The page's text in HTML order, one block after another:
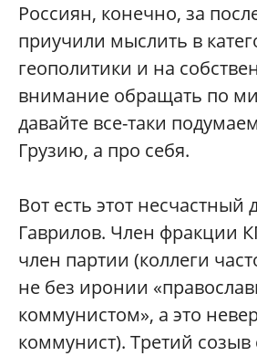
Россиян, конечно, за
приучили мыслить в
геополитики и на
внимание обращать по
давайте все-таки
Грузию, а про себя.
Вот есть этот несчастный
Гаврилов. Член фракции
член партии (коллеги
не без иронии
коммунистом», а это
коммунист). Третий созыв